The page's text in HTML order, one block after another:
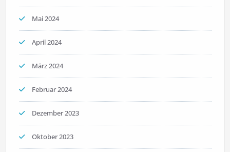
Mai 2024
April 2024
März 2024
Februar 2024
Dezember 2023
Oktober 2023